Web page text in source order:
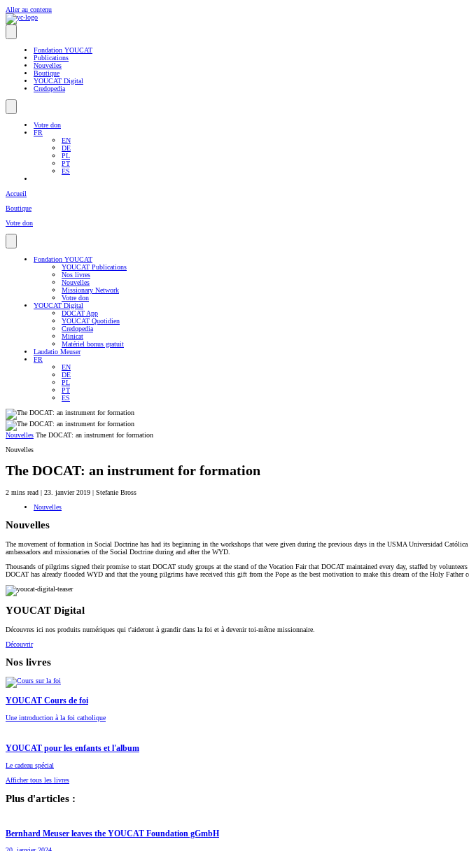
Aller au contenu
Fondation YOUCAT
Publications
Nouvelles
Boutique
YOUCAT Digital
Credopedia
Votre don
FR
EN
DE
PL
PT
ES
Accueil
Boutique
Votre don
Fondation YOUCAT
YOUCAT Publications
Nos livres
Nouvelles
Missionary Network
Votre don
YOUCAT Digital
DOCAT App
YOUCAT Quotidien
Credopedia
Minicat
Matériel bonus gratuit
Laudatio Meuser
FR
EN
DE
PL
PT
ES
Nouvelles The DOCAT: an instrument for formation
Nouvelles
The DOCAT: an instrument for formation
2 mins read | 23. janvier 2019 | Stefanie Bross
Nouvelles
Nouvelles
The movement of formation in Social Doctrine has had its beginning in the workshops that were given during the previous days in the USMA Universidad
ambassadors and missionaries of the Social Doctrine during and after the WYD.
Thousands of pilgrims signed their promise to start DOCAT study groups at the stand of the Vocation Fair that DOCAT maintained every day, staffed by
DOCAT has already flooded WYD and that the young pilgrims have received this gift from the Pope as the best motivation to make this dream of the Holy Father
YOUCAT Digital
Découvres ici nos produits numériques qui t'aideront à grandir dans la foi et à devenir toi-même missionnaire.
Découvrir
Nos livres
YOUCAT Cours de foi
Une introduction à la foi catholique
YOUCAT pour les enfants et l'album
Le cadeau spécial
Afficher tous les livres
Plus d'articles :
Bernhard Meuser leaves the YOUCAT Foundation gGmbH